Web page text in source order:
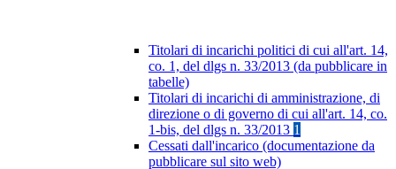
Titolari di incarichi politici di cui all'art. 14,
co. 1, del dlgs n. 33/2013 (da pubblicare in
tabelle)
Titolari di incarichi di amministrazione, di
direzione o di governo di cui all'art. 14, co.
1-bis, del dlgs n. 33/2013 1
Cessati dall'incarico (documentazione da
pubblicare sul sito web)